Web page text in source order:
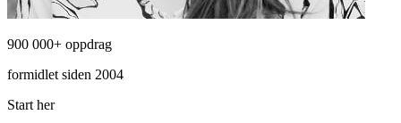
900 000+ oppdrag
formidlet siden 2004
Start her